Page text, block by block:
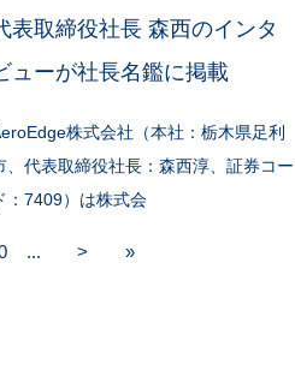
表取締役社長 森西のインタ
ューが社長名鑑に掲載
株式会社（本社：栃木県足利
、代表取締役社長：森西淳、証券コー
：7409）は株式会
... > »